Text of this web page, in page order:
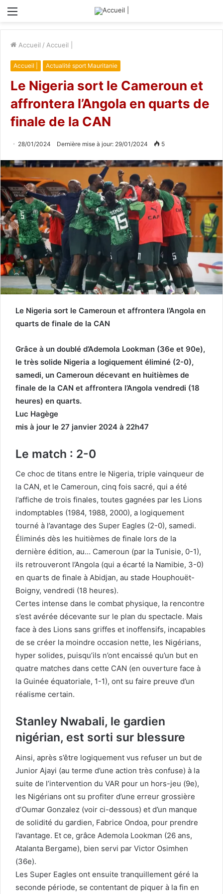
Menu
Accueil / Accueil |
Accueil | Actualité sport Mauritanie
Le Nigeria sort le Cameroun et
affrontera l’Angola en quarts de
finale de la CAN
28/01/2024 Dernière mise à jour: 29/01/2024 5
Le Nigeria sort le Cameroun et affrontera l’Angola en
quarts de finale de la CAN
Grâce à un doublé d’Ademola Lookman (36e et 90e),
le très solide Nigeria a logiquement éliminé (2-0),
samedi, un Cameroun décevant en huitièmes de
finale de la CAN et affrontera l’Angola vendredi (18
heures) en quarts.
Luc Hagège
mis à jour le 27 janvier 2024 à 22h47
Le match : 2-0
Ce choc de titans entre le Nigeria, triple vainqueur de
la CAN, et le Cameroun, cinq fois sacré, qui a été
l’affiche de trois finales, toutes gagnées par les Lions
indomptables (1984, 1988, 2000), a logiquement
tourné à l’avantage des Super Eagles (2-0), samedi.
Éliminés dès les huitièmes de finale lors de la
dernière édition, au… Cameroun (par la Tunisie, 0-1),
ils retrouveront l’Angola (qui a écarté la Namibie, 3-0)
en quarts de finale à Abidjan, au stade Houphouët-
Boigny, vendredi (18 heures).
Certes intense dans le combat physique, la rencontre
s’est avérée décevante sur le plan du spectacle. Mais
face à des Lions sans griffes et inoffensifs, incapables
de se créer la moindre occasion nette, les Nigérians,
hyper solides, puisqu’ils n’ont encaissé qu’un but en
quatre matches dans cette CAN (en ouverture face à
la Guinée équatoriale, 1-1), ont su faire preuve d’un
réalisme certain.
Stanley Nwabali, le gardien
nigérian, est sorti sur blessure
Ainsi, après s’être logiquement vus refuser un but de
Junior Ajayi (au terme d’une action très confuse) à la
suite de l’intervention du VAR pour un hors-jeu (9e),
les Nigérians ont su profiter d’une erreur grossière
d’Oumar Gonzalez (voir ci-dessous) et d’un manque
de solidité du gardien, Fabrice Ondoa, pour prendre
l’avantage. Et ce, grâce Ademola Lookman (26 ans,
Atalanta Bergame), bien servi par Victor Osimhen
(36e).
Les Super Eagles ont ensuite tranquillement géré la
seconde période, se contentant de piquer à la fin en